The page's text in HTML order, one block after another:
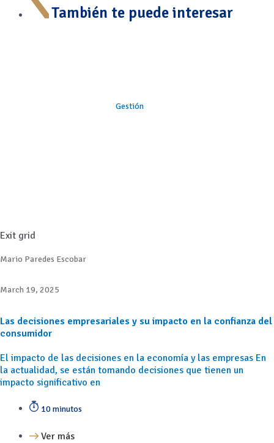
También te puede interesar
Gestión
Exit grid
Mario Paredes Escobar
March 19, 2025
Las decisiones empresariales y su impacto en la confianza del
consumidor
El impacto de las decisiones en la economía y las empresas En
la actualidad, se están tomando decisiones que tienen un
impacto significativo en
10 minutos
Ver más